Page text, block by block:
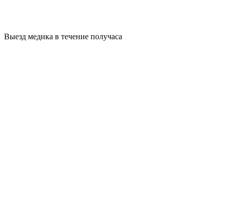
Выезд медика в течение получаса